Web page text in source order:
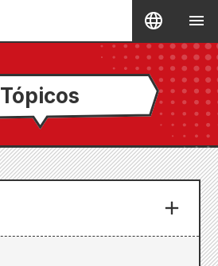
Tópicos